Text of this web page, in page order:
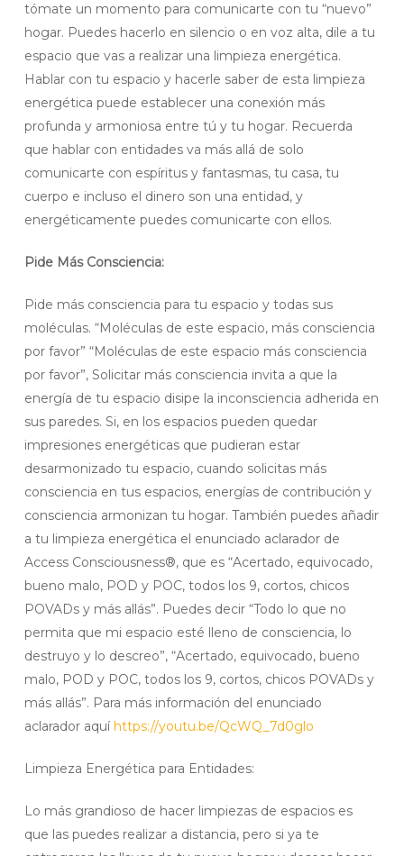
tómate un momento para comunicarte con tu “nuevo”
hogar. Puedes hacerlo en silencio o en voz alta, dile a tu
espacio que vas a realizar una limpieza energética.
Hablar con tu espacio y hacerle saber de esta limpieza
energética puede establecer una conexión más
profunda y armoniosa entre tú y tu hogar. Recuerda
que hablar con entidades va más allá de solo
comunicarte con espíritus y fantasmas, tu casa, tu
cuerpo e incluso el dinero son una entidad, y
energéticamente puedes comunicarte con ellos.
Pide Más Consciencia:
Pide más consciencia para tu espacio y todas sus
moléculas. “Moléculas de este espacio, más consciencia
por favor” “Moléculas de este espacio más consciencia
por favor”, Solicitar más consciencia invita a que la
energía de tu espacio disipe la inconsciencia adherida en
sus paredes. Si, en los espacios pueden quedar
impresiones energéticas que pudieran estar
desarmonizado tu espacio, cuando solicitas más
consciencia en tus espacios, energías de contribución y
consciencia armonizan tu hogar. También puedes añadir
a tu limpieza energética el enunciado aclarador de
Access Consciousness®, que es “Acertado, equivocado,
bueno malo, POD y POC, todos los 9, cortos, chicos
POVADs y más allás”. Puedes decir “Todo lo que no
permita que mi espacio esté lleno de consciencia, lo
destruyo y lo descreo”, “Acertado, equivocado, bueno
malo, POD y POC, todos los 9, cortos, chicos POVADs y
más allás”. Para más información del enunciado
aclarador aquí https://youtu.be/QcWQ_7d0glo
Limpieza Energética para Entidades:
Lo más grandioso de hacer limpiezas de espacios es
que las puedes realizar a distancia, pero si ya te